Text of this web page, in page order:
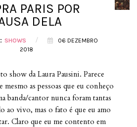
PARIS POR
DELA
SHOWS /
06 DEZEMBRO
2018
show da Laura Pausini. Parece
as pessoas que eu conheço
banda/cantor nunca foram tantas
ao vivo, mas o fato é que eu amo
Claro que eu me contento em